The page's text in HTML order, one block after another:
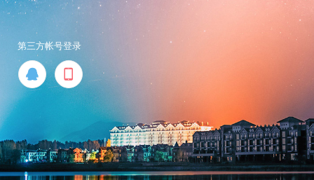
第三方帐号登录
 